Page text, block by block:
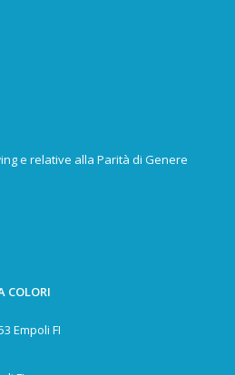
e relative alla Parità di Genere
COLORI
Empoli FI